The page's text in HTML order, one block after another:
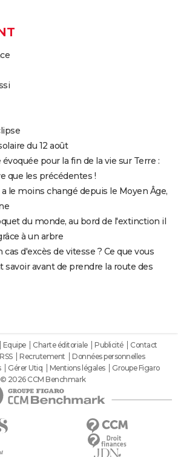
du 12 août
pour la fin de la vie sur Terre :
que les précédentes !
le moins changé depuis le Moyen Âge,
du monde, au bord de l'extinction il
à un arbre
d'excès de vitesse ? Ce que vous
savoir avant de prendre la route des
Equipe Charte éditoriale Publicité
Contact
RSS Recrutement
Données personnelles
Gérer Utiq Mentions légales
Groupe Figaro
© 2026 CCM Benchmark